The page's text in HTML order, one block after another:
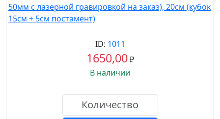
ID: 1011
1650,00₽
В наличии